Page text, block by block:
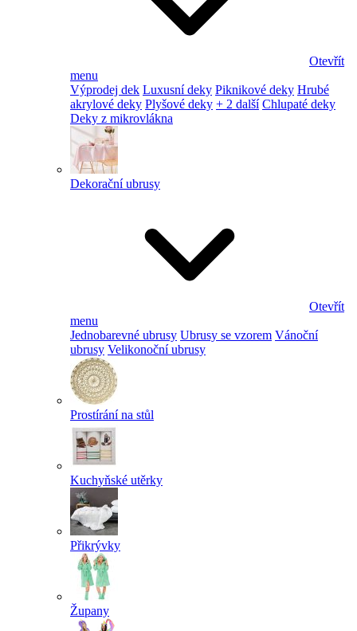
Otevřít
menu
Výprodej dek Luxusní deky Piknikové deky Hrubé
akrylové deky Plyšové deky + 2 další Chlupaté deky
Deky z mikrovlákna
Dekorační ubrusy
Otevřít
menu
Jednobarevné ubrusy Ubrusy se vzorem Vánoční
ubrusy Velikonoční ubrusy
Prostírání na stůl
Kuchyňské utěrky
Přikrývky
Župany